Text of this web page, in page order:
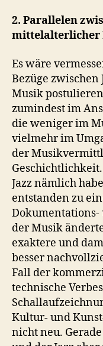
2. Parallelen
mittelalterlicher
Es wäre
Bezüge
Musik
zumindest im
die weniger im
vielmehr im
der
Jazz nämlich
entstanden zu
der Musik
exaktere und
besser
Fall der
technische
Kultur- und
nicht neu.